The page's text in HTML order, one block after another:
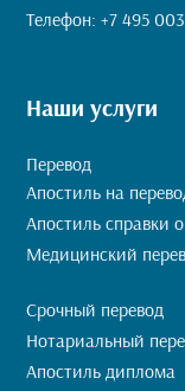
Телефон: +7 495
Наши услуги
Перевод
Апостиль на
Апостиль справки
Медицинский
Срочный перевод
Нотариальный
Апостиль диплома